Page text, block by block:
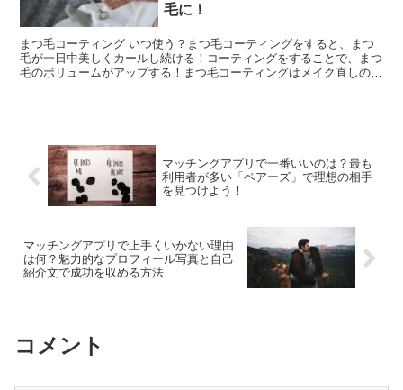
毛に！
まつ毛コーティング いつ使う？まつ毛コーティングをすると、まつ
毛が一日中美しくカールし続ける！コーティングをすることで、まつ
毛のボリュームがアップする！まつ毛コーティングはメイク直しの時
マッチングアプリで一番いいのは？最も
利用者が多い「ペアーズ」で理想の相手
を見つけよう！
マッチングアプリで上手くいかない理由
は何？魅力的なプロフィール写真と自己
紹介文で成功を収める方法
コメント